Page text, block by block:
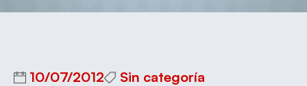
10/07/2012 Sin categoría